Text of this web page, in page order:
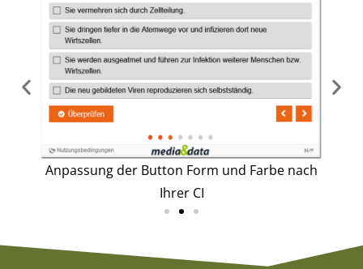
Anpassung der Button Form und Farbe nach
Ihrer CI